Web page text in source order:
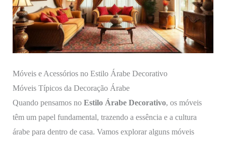
Móveis e Acessórios no Estilo Árabe Decorativo
Móveis Típicos da Decoração Árabe
Quando pensamos no Estilo Árabe Decorativo, os móveis
têm um papel fundamental, trazendo a essência e a cultura
árabe para dentro de casa. Vamos explorar alguns móveis